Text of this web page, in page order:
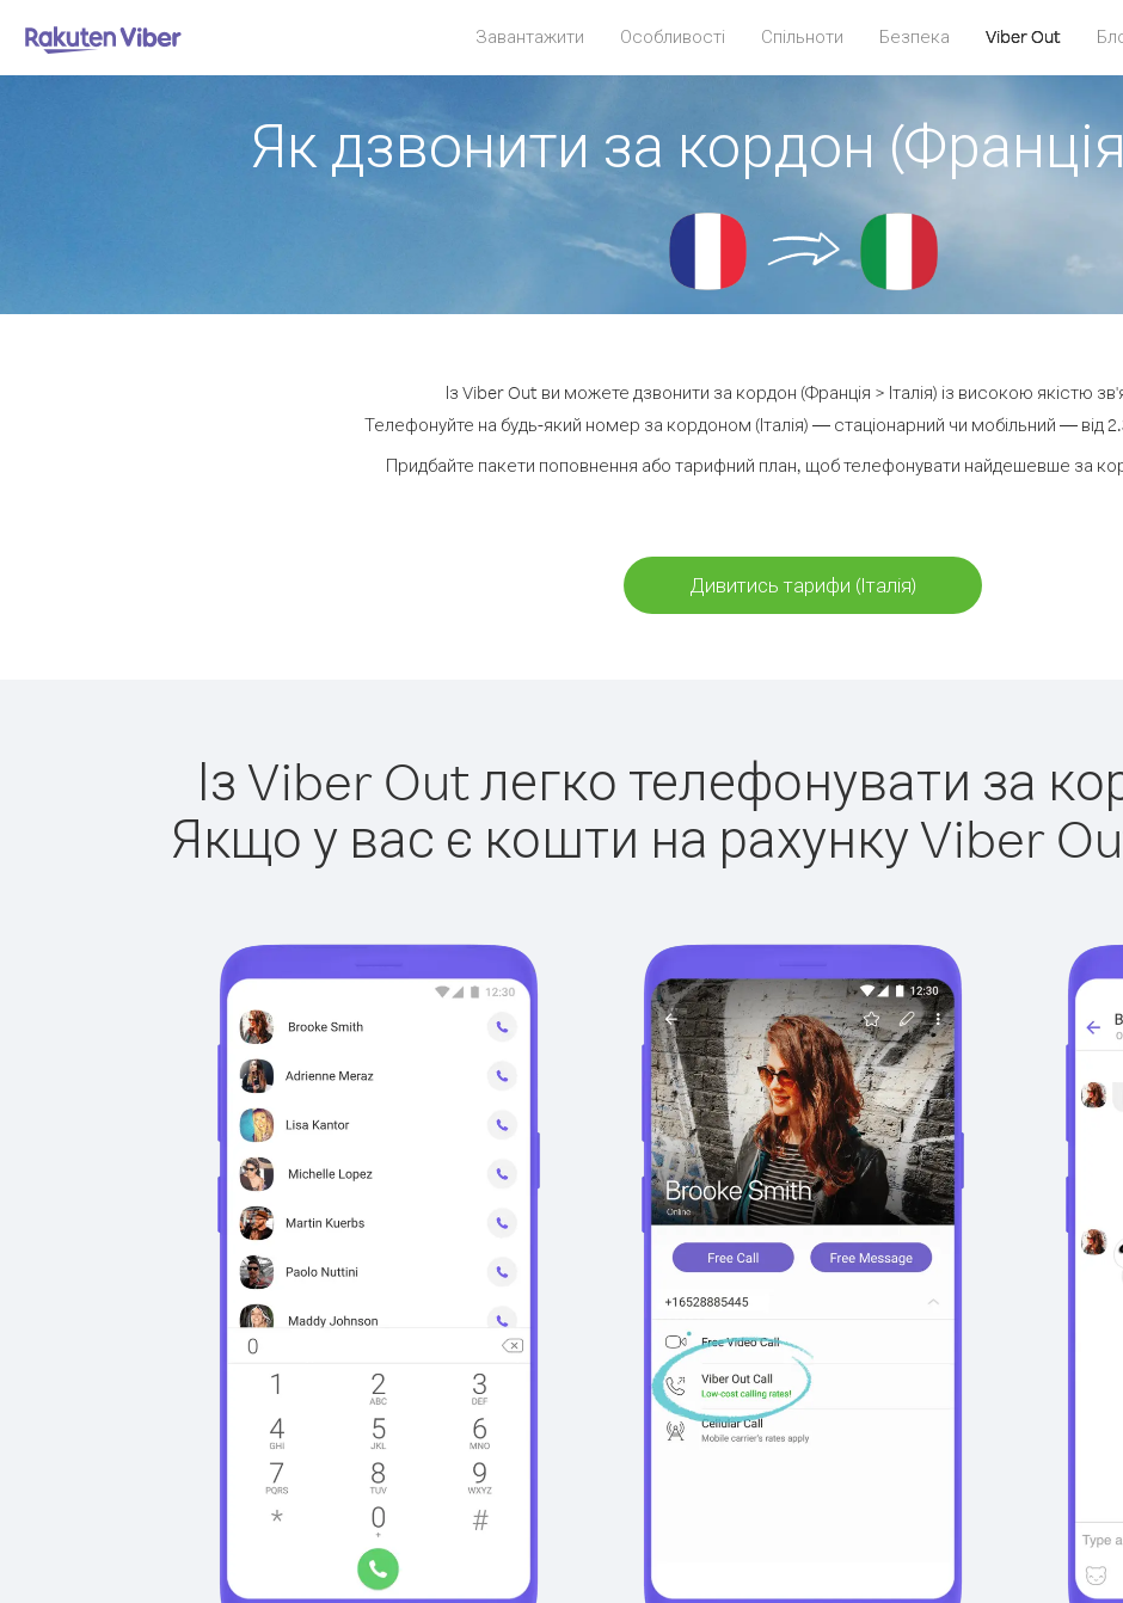
Завантажити Особливості Спільноти Безпека Viber Out
Як дзвонити за кордон (Франція
Із Viber Out ви можете дзвонити за кордон (Франція > Італія) із високою якістю
Телефонуйте на будь-який номер за кордоном (Італія) — стаціонарний чи мобільний — від
Придбайте пакети поповнення або тарифний план, щоб телефонувати найдешевше за
Дивитись тарифи (Італія)
Із Viber Out легко телефонувати за
Якщо у вас є кошти на рахунку Viber